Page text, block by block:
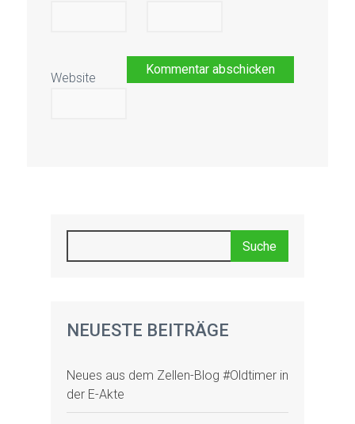
Website
NEUESTE BEITRÄGE
Neues aus dem Zellen-Blog #Oldtimer in
der E-Akte